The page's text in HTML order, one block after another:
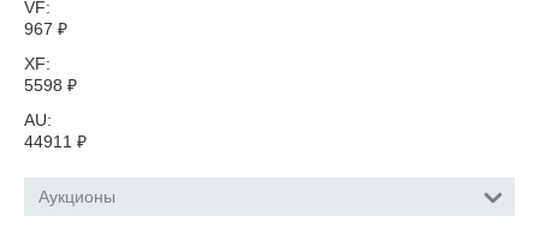
VF:
967 ₽
XF:
5598 ₽
AU:
44911 ₽
Аукционы